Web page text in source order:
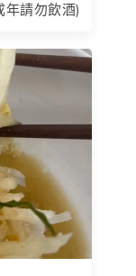
請勿飲酒)